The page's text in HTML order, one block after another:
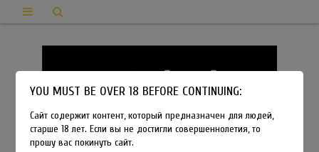
YOU MUST BE OVER 18 BEFORE CONTINUING:
Сайт содержит контент, который предназначен для людей,
старше 18 лет. Если вы не достигли совершеннолетия, то
прошу вас покинуть сайт.